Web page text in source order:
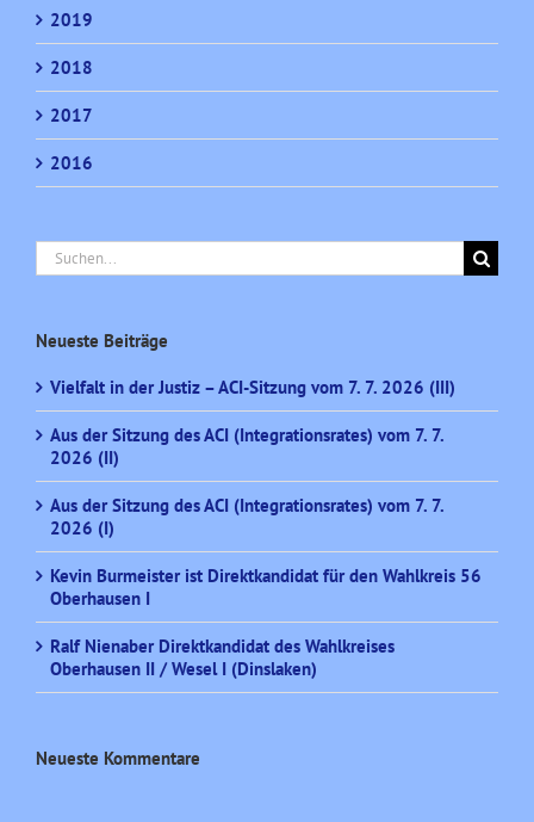
2019
2018
2017
2016
Suche
nach:
Neueste Beiträge
Vielfalt in der Justiz – ACI-Sitzung vom 7. 7. 2026 (III)
Aus der Sitzung des ACI (Integrationsrates) vom 7. 7.
2026 (II)
Aus der Sitzung des ACI (Integrationsrates) vom 7. 7.
2026 (I)
Kevin Burmeister ist Direktkandidat für den Wahlkreis 56
Oberhausen I
Ralf Nienaber Direktkandidat des Wahlkreises
Oberhausen II / Wesel I (Dinslaken)
Neueste Kommentare